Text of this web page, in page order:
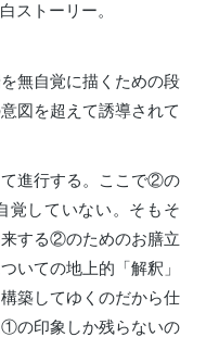
ストーリー。
無自覚に描くための段
図を超えて誘導されて
進行する。ここで②の
していない。そもそ
する②のためのお膳立
いての地上的「解釈」
築してゆくのだから仕
の印象しか残らないの